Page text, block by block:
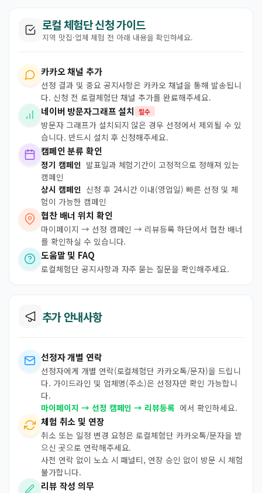
로컬 체험단 신청 가이드
지역 맛집·업체 체험 전 아래 내용을 확인하세요.
카카오 채널 추가
선정 결과 및 중요 공지사항은 카카오 채널을 통해 발송됩니
다. 신청 전 로컬체험단 채널 추가를 완료해주세요.
네이버 방문자그래프 설치 필수
방문자 그래프가 설치되지 않은 경우 선정에서 제외될 수 있
습니다. 반드시 설치 후 신청해주세요.
캠페인 분류 확인
정기 캠페인 발표일과 체험기간이 고정적으로 정해져 있는
캠페인
상시 캠페인 신청 후 24시간 이내(영업일) 빠른 선정 및 체
험이 가능한 캠페인
협찬 배너 위치 확인
마이페이지 → 선정 캠페인 → 리뷰등록 하단에서 협찬 배너
를 확인하실 수 있습니다.
도움말 및 FAQ
로컬체험단 공지사항과 자주 묻는 질문을 확인해주세요.
추가 안내사항
선정자 개별 연락
선정자에게 개별 연락(로컬체험단 카카오톡/문자)을 드립니
다. 가이드라인 및 업체명(주소)은 선정자만 확인 가능합니
다.
마이페이지 → 선정 캠페인 → 리뷰등록 에서 확인하세요.
체험 취소 및 연장
취소 또는 일정 변경 요청은 로컬체험단 카카오톡/문자을 받
으신 곳으로 연락해주세요.
사전 연락 없이 노쇼 시 패널티, 연장 승인 없이 방문 시 체험
불가합니다.
리뷰 작성 의무